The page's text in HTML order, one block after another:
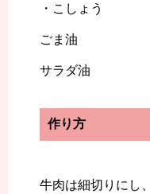
・こしょう
ごま油 小
サラダ油
作り方
牛肉は細切りにし、